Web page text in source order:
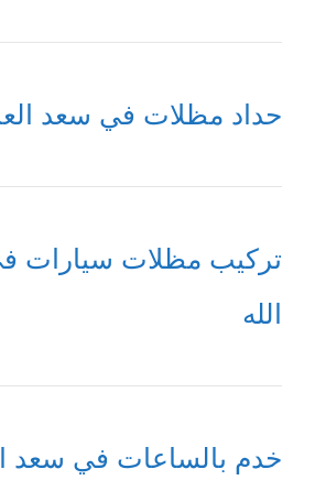
حداد مظلات في سعد
تركيب مظلات سيارات
الله
خدم بالساعات في سعد